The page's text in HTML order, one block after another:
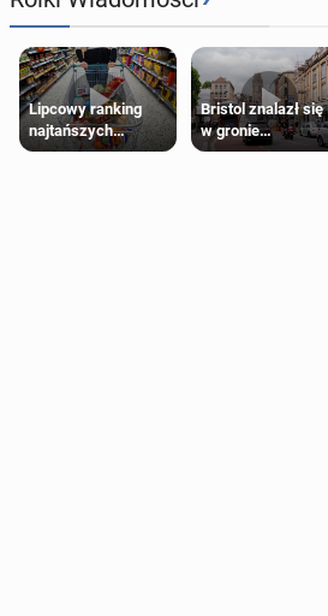
Lipcowy ranking
najtańszych
supermarketów
Bristol znalazł się
w gronie
najlepszych